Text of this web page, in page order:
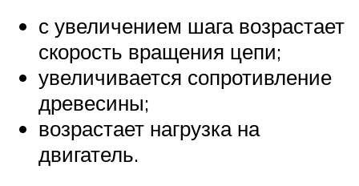
с увеличением шага возрастает
скорость вращения цепи;
увеличивается сопротивление
древесины;
возрастает нагрузка на
двигатель.